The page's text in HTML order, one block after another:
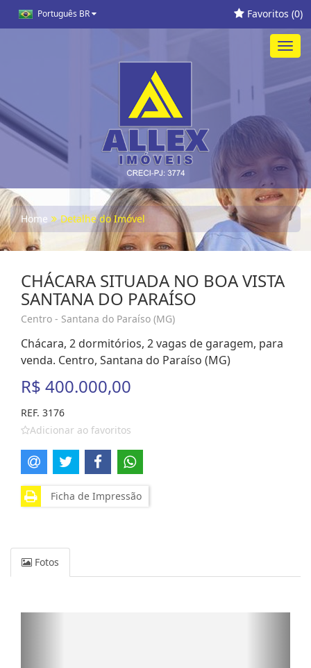
Português BR Favoritos (0)
Home Detalhe do Imóvel
CHÁCARA SITUADA NO BOA VISTA
SANTANA DO PARAÍSO
Centro - Santana do Paraíso (MG)
Chácara, 2 dormitórios, 2 vagas de garagem, para
venda. Centro, Santana do Paraíso (MG)
R$ 400.000,00
REF. 3176
Adicionar ao favoritos
Ficha de Impressão
Fotos